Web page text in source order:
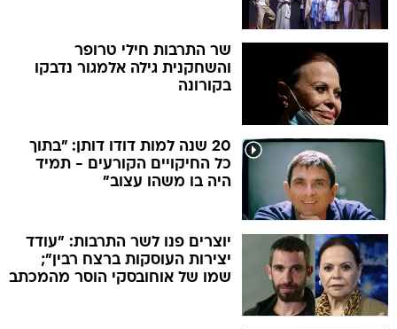
שר התרבות חילי טרופר
והשחקנית גילה אלמגור נדבקו
בקורונה
20 שנה למות דודו דותן: "בתוך
כל החיקויים הקורעים - תמיד
היה בו משהו עצוב"
יוצרים פנו לשר התרבות: "עודד
יצירות העוסקות ברצח רבין";
שמו של אוחובסקי הוסר מהמכתב